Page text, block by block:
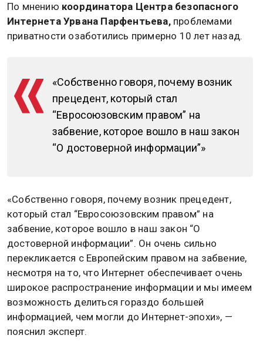
По мнению координатора Центра безопасного
Интернета Урвана Парфентьева,проблемами
приватности озаботились примерно 10 лет назад.
«Собственно говоря, почему возник
прецедент, который стал
“Евросоюзовским правом” на
забвение, которое вошло в наш закон
“О достоверной информации”»
«Собственно говоря, почему возник прецедент,
который стал “Евросоюзовским правом” на
забвение, которое вошло в наш закон “О
достоверной информации”. Он очень сильно
перекликается с Европейским правом на забвение,
несмотря на то, что Интернет обеспечивает очень
широкое распространение информации и мы имеем
возможность делиться гораздо большей
информацией, чем могли до Интернет-эпохи», —
пояснил эксперт.